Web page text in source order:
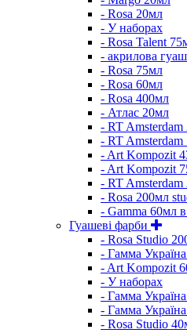
- Rosa 20мл
- У наборах
- Rosa Talent
- акрилова
- Rosa 75мл
- Rosa 60мл
- Rosa 400мл
- Атлас 20мл
- RT
- RT
- Art Kompozit
- Art Kompozit
- RT Amsterdam
- Rosa 200мл
- Gamma 60мл
Гуашеві фарби
- Rosa Studio
- Гамма
- Art Kompozit
- У наборах
- Гамма
- Гамма
- Rosa Studio